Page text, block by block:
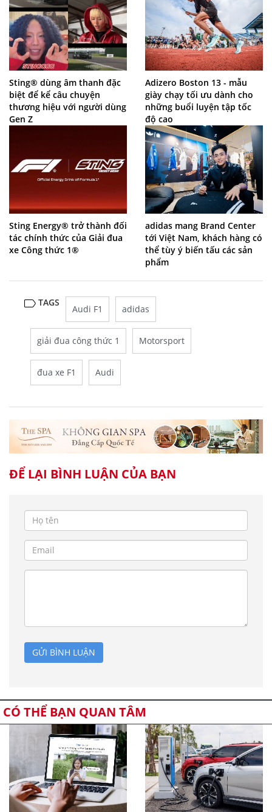
Sting® dùng âm thanh đặc
biệt để kể câu chuyện
thương hiệu với người dùng
Gen Z
Adizero Boston 13 - mẫu
giày chạy tối ưu dành cho
những buổi luyện tập tốc
độ cao
Sting Energy® trở thành đối
tác chính thức của Giải đua
xe Công thức 1®
adidas mang Brand Center
tới Việt Nam, khách hàng có
thể tùy ý biến tấu các sản
phẩm
TAGS
Audi F1 adidas
giải đua công thức 1 Motorsport
đua xe F1 Audi
ĐỂ LẠI BÌNH LUẬN CỦA BẠN
GỬI BÌNH LUẬN
CÓ THỂ BẠN QUAN TÂM